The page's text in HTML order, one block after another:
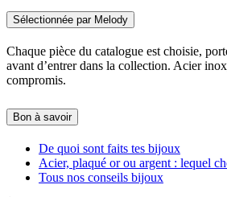
Sélectionnée par Melody
Chaque pièce du catalogue est choisie,
avant d’entrer dans la collection. Acier
compromis.
Bon à savoir
De quoi sont faits tes bijoux
Acier, plaqué or ou argent : lequel
Tous nos conseils bijoux